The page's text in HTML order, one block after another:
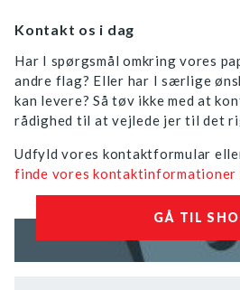
Kontakt os i dag
Har I spørgsmål omkring vores
andre flag? Eller har I særlige
kan levere? Så tøv ikke med at
rådighed til at vejlede jer til det
Udfyld vores kontaktformular
finde vores kontaktinformationer
GÅ TIL